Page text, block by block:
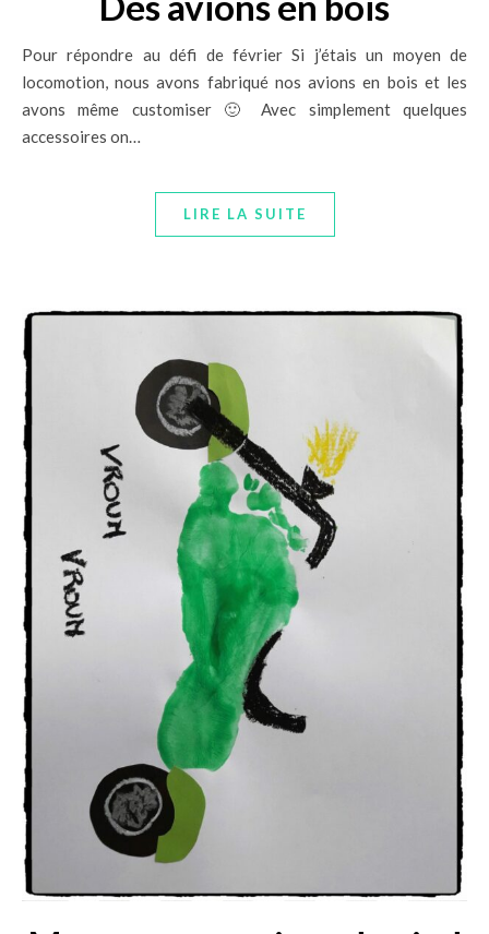
Pour répondre au défi de février Si j’étais un moyen de
locomotion, nous avons fabriqué nos avions en bois et les
avons même customiser 🙂 Avec simplement quelques
accessoires on…
LIRE LA SUITE